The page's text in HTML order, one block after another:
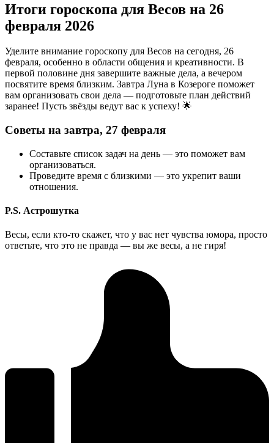
Итоги гороскопа для Весов на 26
февраля 2026
Уделите внимание гороскопу для Весов на сегодня, 26
февраля, особенно в области общения и креативности. В
первой половине дня завершите важные дела, а вечером
посвятите время близким. Завтра Луна в Козероге поможет
вам организовать свои дела — подготовьте план действий
заранее! Пусть звёзды ведут вас к успеху! 🌟
Советы на завтра, 27 февраля
Составьте список задач на день — это поможет вам
организоваться.
Проведите время с близкими — это укрепит ваши
отношения.
P.S. Астрошутка
Весы, если кто-то скажет, что у вас нет чувства юмора, просто
ответьте, что это не правда — вы же весы, а не гиря!